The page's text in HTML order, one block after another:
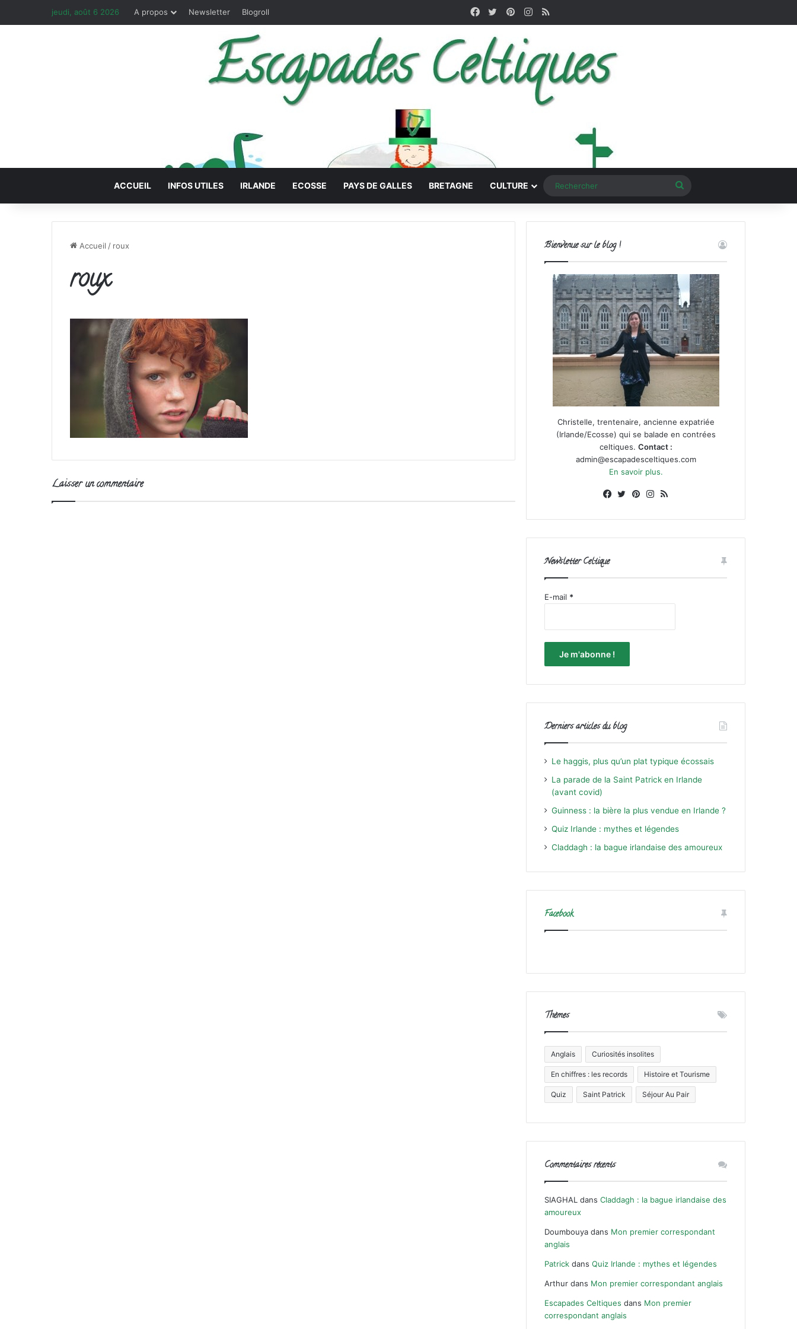
jeudi, août 6 2026 A propos Newsletter Blogroll FacebookPinterestInstagram
RSS
ACCUEIL INFOS UTILES IRLANDE ECOSSE PAYS DE GALLES BRETAGNE CULTURE
Accueil / roux
roux
Laisser un commentaire
Bienvenue sur le blog !
Christelle, trentenaire, ancienne expatriée
(Irlande/Ecosse) qui se balade en contrées
celtiques. Contact :
admin@escapadesceltiques.com
En savoir plus.
Facebook
X PinterestInstagram
Newsletter Celtique
E-mail *
Derniers articles du blog
Le haggis, plus qu’un plat typique écossais
La parade de la Saint Patrick en Irlande
(avant covid)
Guinness : la bière la plus vendue en Irlande ?
Quiz Irlande : mythes et légendes
Claddagh : la bague irlandaise des amoureux
Facebook
Thèmes
Anglais Curiosités insolites
En chiffres : les records Histoire et Tourisme
Quiz Saint Patrick Séjour Au Pair
Commentaires récents
SIAGHAL dansCladdagh : la bague irlandaise des
amoureux
Doumbouya dans Mon premier correspondant
anglais
Patrick dansQuiz Irlande : mythes et légendes
Arthur dans Mon premier correspondant anglais
Escapades Celtiques dans Mon premier
correspondant anglais